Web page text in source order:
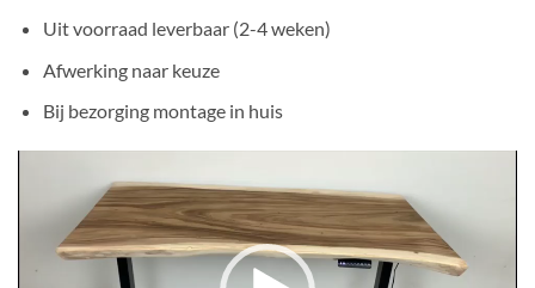
Uit voorraad leverbaar (2-4 weken)
Afwerking naar keuze
Bij bezorging montage in huis